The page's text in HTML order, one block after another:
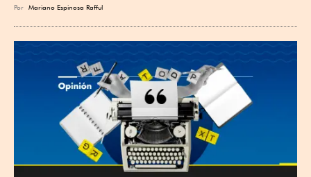
Por Mariano Espinosa Rafful